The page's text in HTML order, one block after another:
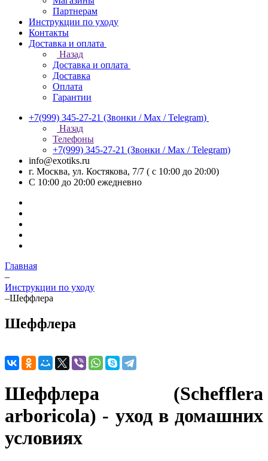
Партнерам
Инструкции по уходу
Контакты
Доставка и оплата
Назад
Доставка и оплата
Доставка
Оплата
Гарантии
+7(999) 345-27-21 (Звонки / Max / Telegram)
Назад
Телефоны
+7(999) 345-27-21 (Звонки / Max / Telegram)
info@exotiks.ru
г. Москва, ул. Костякова, 7/7 ( с 10:00 до 20:00)
С 10:00 до 20:00 ежедневно
Главная
–
Инструкции по уходу
–Шеффлера
Шеффлера
Шеффлера (Schefflera
arboricola) - уход в домашних
условиях